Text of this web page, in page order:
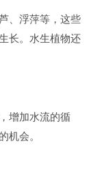
、浮萍等，这些
长。水生植物还
增加水流的循
机会。